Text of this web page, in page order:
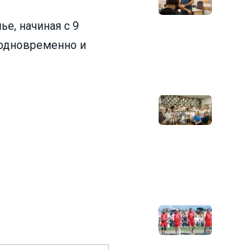
начиная с 9
и